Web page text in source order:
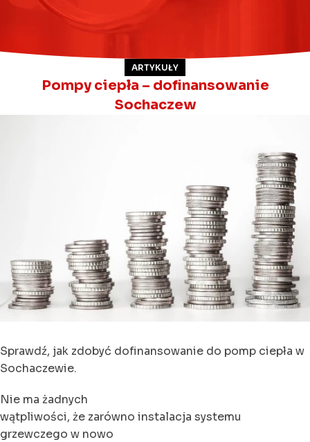
ARTYKUŁY
Pompy ciepła – dofinansowanie
Sochaczew
Sprawdź, jak zdobyć dofinansowanie do pomp ciepła w
Sochaczewie.
Nie ma żadnych
wątpliwości, że zarówno instalacja systemu
grzewczego w nowo